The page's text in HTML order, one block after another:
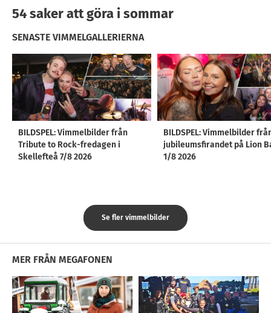
54 saker att göra i sommar
SENASTE VIMMELGALLERIERNA
BILDSPEL: Vimmelbilder från
Tribute to Rock-fredagen i
Skellefteå 7/8 2026
BILDSPEL: Vimmelbilder
jubileumsfirandet på Lion
1/8 2026
Se fler vimmelbilder
MER FRÅN MEGAFONEN